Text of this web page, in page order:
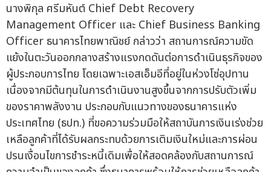
นางพิกุล ศรีมหันต์ Chief Debt Recovery
Management Officer และ Chief Business Banking
Officer ธนาคารไทยพาณิชย์ กล่าวว่า สถานการณ์ความขัด
แย้งในตะวันออกกลางสร้างแรงกดดันต่อการดำเนินธุรกิจของ
ผู้ประกอบการไทย โดยเฉพาะเอสเอ็มอีที่อยู่ในห่วงโซ่อุปทาน
เนื่องจากมีต้นทุนในการดำเนินงานสูงขึ้นจากการปรับตัวเพิ่ม
ของราคาพลังงาน ประกอบกับแนวทางของธนาคารแห่ง
ประเทศไทย (ธปท.) ที่ขอความร่วมมือให้สถาบันการเงินเร่งช่วย
เหลือลูกค้าที่ได้รับผลกระทบด้วยการเติมเงินใหม่และการผ่อน
ปรนเงื่อนไขการชำระหนี้เดิมเพื่อให้สอดคล้องกับสถานการณ์